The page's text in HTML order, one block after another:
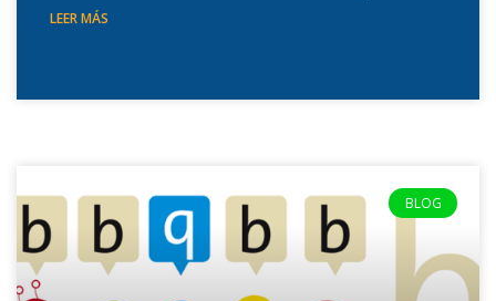
LEER MÁS
BLOG